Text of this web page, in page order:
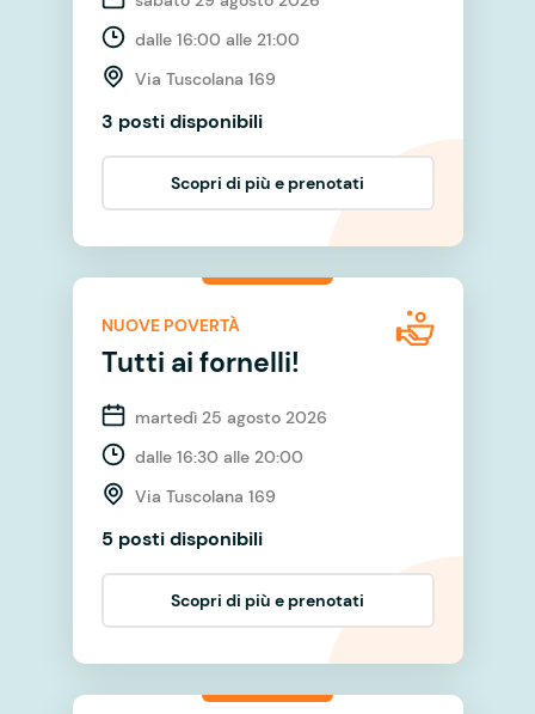
dalle 16:00 alle 21:00
Via Tuscolana 169
3 posti disponibili
Scopri di più e prenotati
NUOVE POVERTÀ
Tutti ai fornelli!
martedì 25 agosto 2026
dalle 16:30 alle 20:00
Via Tuscolana 169
5 posti disponibili
Scopri di più e prenotati